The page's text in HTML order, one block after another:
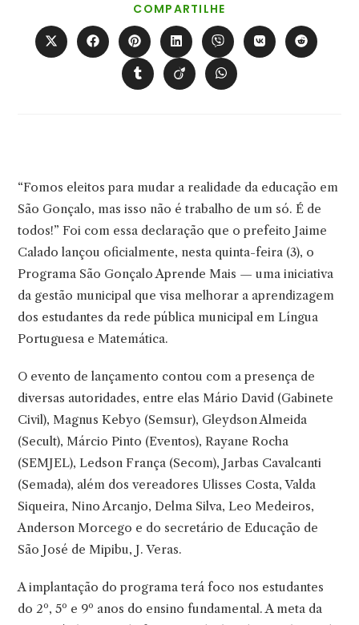
COMPARTILHE
ESTE
CONTEÚDO
Abre
em
Abre
em
Abre
em
uma
nova
janela
Abre
em
uma
nova
janela
Abre
em
uma
nova
janela
Abre
em
Abre
em
Abre
em
Abre
em
Abre
em
“Fomos eleitos para mudar a realidade da educação em
São Gonçalo, mas isso não é trabalho de um só. É de
todos!” Foi com essa declaração que o prefeito Jaime
Calado lançou oficialmente, nesta quinta-feira (3), o
Programa São Gonçalo Aprende Mais — uma iniciativa
da gestão municipal que visa melhorar a aprendizagem
dos estudantes da rede pública municipal em Língua
Portuguesa e Matemática.
O evento de lançamento contou com a presença de
diversas autoridades, entre elas Mário David (Gabinete
Civil), Magnus Kebyo (Semsur), Gleydson Almeida
(Secult), Márcio Pinto (Eventos), Rayane Rocha
(SEMJEL), Ledson França (Secom), Jarbas Cavalcanti
(Semada), além dos vereadores Ulisses Costa, Valda
Siqueira, Nino Arcanjo, Delma Silva, Leo Medeiros,
Anderson Morcego e do secretário de Educação de
São José de Mipibu, J. Veras.
A implantação do programa terá foco nos estudantes
do 2º, 5º e 9º anos do ensino fundamental. A meta da